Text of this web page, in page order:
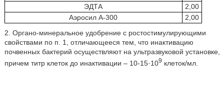
ЭДТА
2,00
Аэросил А-300
2,00
2. Органо-минеральное удобрение с ростостимулирующими
свойствами по п. 1, отличающееся тем, что инактивацию
почвенных бактерий осуществляют на ультразвуковой установке,
причем титр клеток до инактивации – 10-15·109 клеток/мл.